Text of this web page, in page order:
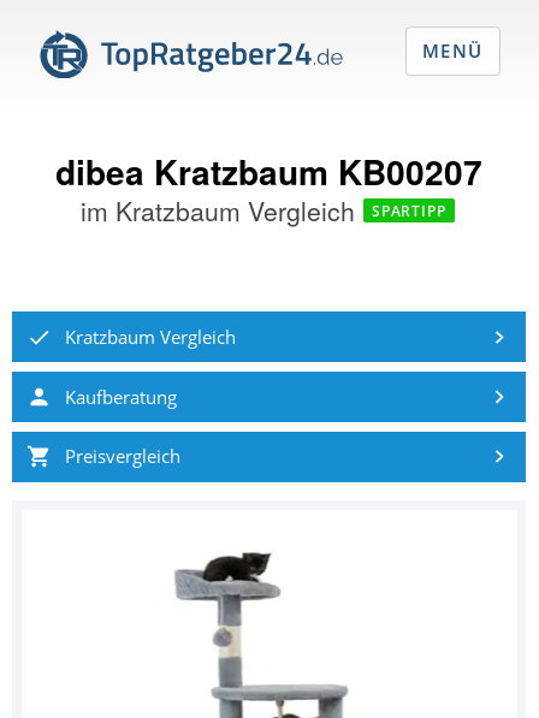
dibea Kratzbaum KB00207
im Kratzbaum Vergleich SPARTIPP
Kratzbaum Vergleich
Kaufberatung
Preisvergleich
MENÜ